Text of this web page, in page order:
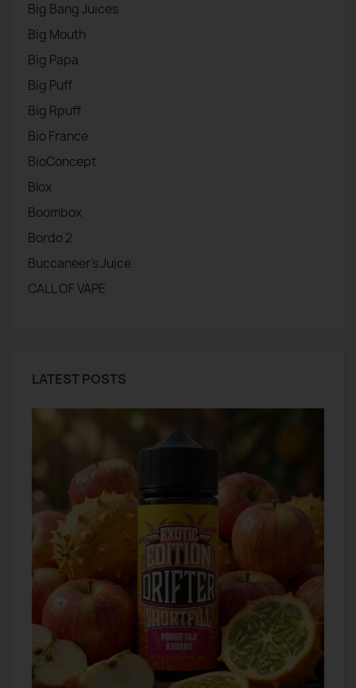
Big Bang Juices
Big Mouth
Big Papa
Big Puff
Big Rpuff
Bio France
BioConcept
Blox
Boombox
Bordo 2
Buccaneer's Juice
CALL OF VAPE
LATEST POSTS